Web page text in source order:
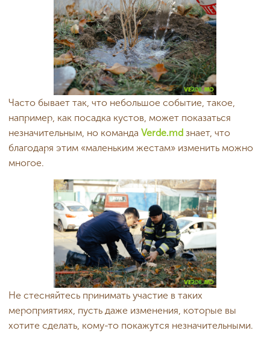
Часто бывает так, что небольшое событие, такое,
например, как посадка кустов, может показаться
незначительным, но команда Verde.md знает, что
благодаря этим «маленьким жестам» изменить можно
многое.
Не стесняйтесь принимать участие в таких
мероприятиях, пусть даже изменения, которые вы
хотите сделать, кому-то покажутся незначительными.